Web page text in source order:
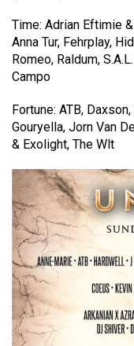
Time: Adrian Eftimie
Anna Tur, Fehrplay,
Romeo, Raldum,
Campo
Fortune: ATB,
Gouryella, Jorn Van
& Exolight, The Wlt